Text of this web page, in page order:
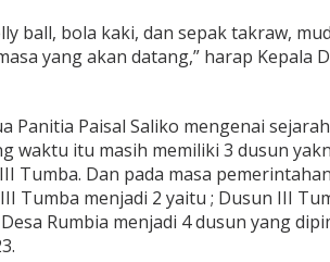
ball, bola kaki, dan sepak takraw,
yang akan datang,” harap Kepala
Panitia Paisal Saliko mengenai
waktu itu masih memiliki 3 dusun
Tumba. Dan pada masa
Tumba menjadi 2 yaitu ; Dusun III
Rumbia menjadi 4 dusun yang